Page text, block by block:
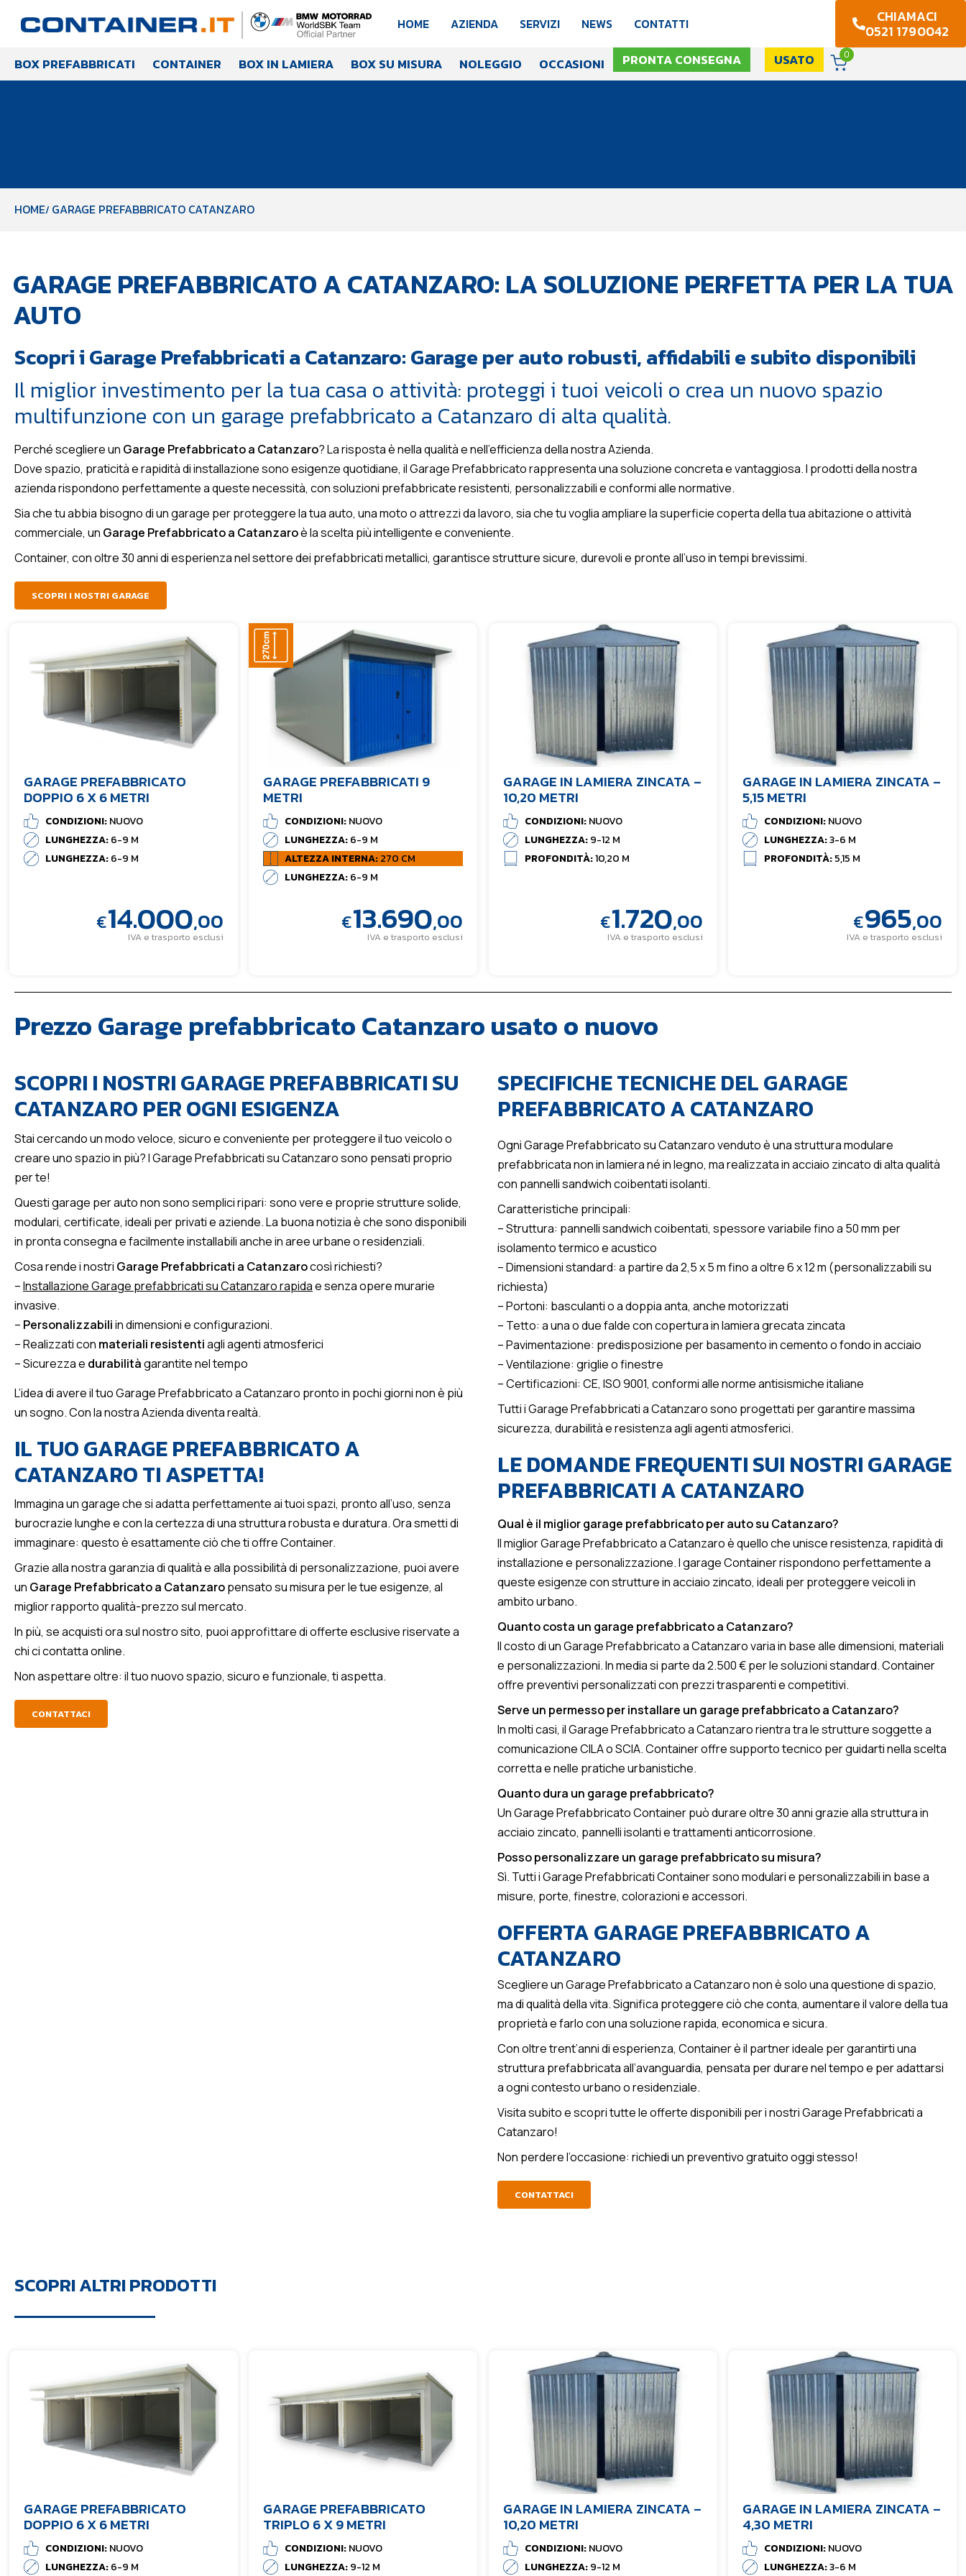
HOME AZIENDA SERVIZI NEWS CONTATTI CHIAMACI
0521 1790042
BOX PREFABBRICATI CONTAINER BOX IN LAMIERA BOX SU MISURA NOLEGGIO OCCASIONI PRONTA CONSEGNA USATO 0
HOME GARAGE PREFABBRICATO CATANZARO
GARAGE PREFABBRICATO A CATANZARO: LA SOLUZIONE PERFETTA PER LA TUA
AUTO
Scopri i Garage Prefabbricati a Catanzaro: Garage per auto robusti, affidabili e subito disponibili
Il miglior investimento per la tua casa o attività: proteggi i tuoi veicoli o crea un nuovo spazio
multifunzione con un garage prefabbricato a Catanzaro di alta qualità.
Perché scegliere un Garage Prefabbricato a Catanzaro? La risposta è nella qualità e nell’efficienza della nostra Azienda.
Dove spazio, praticità e rapidità di installazione sono esigenze quotidiane, il Garage Prefabbricato rappresenta una soluzione concreta e vantaggiosa. I prodotti della nostra
azienda rispondono perfettamente a queste necessità, con soluzioni prefabbricate resistenti, personalizzabili e conformi alle normative.
Sia che tu abbia bisogno di un garage per proteggere la tua auto, una moto o attrezzi da lavoro, sia che tu voglia ampliare la superficie coperta della tua abitazione o attività
commerciale, un Garage Prefabbricato a Catanzaroè la scelta più intelligente e conveniente.
Container, con oltre 30 anni di esperienza nel settore dei prefabbricati metallici, garantisce strutture sicure, durevoli e pronte all’uso in tempi brevissimi.
SCOPRI I NOSTRI GARAGE
GARAGE PREFABBRICATO
DOPPIO 6 X 6 METRI
CONDIZIONI:NUOVO
LUNGHEZZA:6-9 M
LUNGHEZZA:6-9 M
€14.000,00
IVA e trasporto esclusi
GARAGE PREFABBRICATI 9
METRI
CONDIZIONI:NUOVO
LUNGHEZZA:6-9 M
ALTEZZA INTERNA:270 CM
LUNGHEZZA:6-9 M
€13.690,00
IVA e trasporto esclusi
GARAGE IN LAMIERA ZINCATA –
10,20 METRI
CONDIZIONI:NUOVO
LUNGHEZZA:9-12 M
PROFONDITÀ:10,20 M
€1.720,00
IVA e trasporto esclusi
GARAGE IN LAMIERA ZINCATA –
5,15 METRI
CONDIZIONI:NUOVO
LUNGHEZZA:3-6 M
PROFONDITÀ:5,15 M
€965,00
IVA e trasporto esclusi
Prezzo Garage prefabbricato Catanzaro usato o nuovo
SCOPRI I NOSTRI GARAGE PREFABBRICATI SU
CATANZARO PER OGNI ESIGENZA
Stai cercando un modo veloce, sicuro e conveniente per proteggere il tuo veicolo o
creare uno spazio in più? I Garage Prefabbricati su Catanzaro sono pensati proprio
per te!
Questi garage per auto non sono semplici ripari: sono vere e proprie strutture solide,
modulari, certificate, ideali per privati e aziende. La buona notizia è che sono disponibili
in pronta consegna e facilmente installabili anche in aree urbane o residenziali.
Cosa rende i nostri Garage Prefabbricati a Catanzarocosì richiesti?
–Installazione Garage prefabbricati su Catanzaro rapidae senza opere murarie
invasive.
– Personalizzabiliin dimensioni e configurazioni.
– Realizzati con materiali resistentiagli agenti atmosferici
– Sicurezza e durabilitàgarantite nel tempo
L’idea di avere il tuo Garage Prefabbricato a Catanzaro pronto in pochi giorni non è più
un sogno. Con la nostra Azienda diventa realtà.
IL TUO GARAGE PREFABBRICATO A
CATANZARO TI ASPETTA!
Immagina un garage che si adatta perfettamente ai tuoi spazi, pronto all’uso, senza
burocrazie lunghe e con la certezza di una struttura robusta e duratura. Ora smetti di
immaginare: questo è esattamente ciò che ti offre Container.
Grazie alla nostra garanzia di qualità e alla possibilità di personalizzazione, puoi avere
un Garage Prefabbricato a Catanzaropensato su misura per le tue esigenze, al
miglior rapporto qualità-prezzo sul mercato.
In più, se acquisti ora sul nostro sito, puoi approfittare di offerte esclusive riservate a
chi ci contatta online.
Non aspettare oltre: il tuo nuovo spazio, sicuro e funzionale, ti aspetta.
CONTATTACI
SPECIFICHE TECNICHE DEL GARAGE
PREFABBRICATO A CATANZARO
Ogni Garage Prefabbricato su Catanzaro venduto è una struttura modulare
prefabbricata non in lamiera né in legno, ma realizzata in acciaio zincato di alta qualità
con pannelli sandwich coibentati isolanti.
Caratteristiche principali:
– Struttura: pannelli sandwich coibentati, spessore variabile fino a 50 mm per
isolamento termico e acustico
– Dimensioni standard: a partire da 2,5 x 5 m fino a oltre 6 x 12 m (personalizzabili su
richiesta)
– Portoni: basculanti o a doppia anta, anche motorizzati
– Tetto: a una o due falde con copertura in lamiera grecata zincata
– Pavimentazione: predisposizione per basamento in cemento o fondo in acciaio
– Ventilazione: griglie o finestre
– Certificazioni: CE, ISO 9001, conformi alle norme antisismiche italiane
Tutti i Garage Prefabbricati a Catanzaro sono progettati per garantire massima
sicurezza, durabilità e resistenza agli agenti atmosferici.
LE DOMANDE FREQUENTI SUI NOSTRI GARAGE
PREFABBRICATI A CATANZARO
Qual è il miglior garage prefabbricato per auto su Catanzaro?
Il miglior Garage Prefabbricato a Catanzaro è quello che unisce resistenza, rapidità di
installazione e personalizzazione. I garage Container rispondono perfettamente a
queste esigenze con strutture in acciaio zincato, ideali per proteggere veicoli in
ambito urbano.
Quanto costa un garage prefabbricato a Catanzaro?
Il costo di un Garage Prefabbricato a Catanzaro varia in base alle dimensioni, materiali
e personalizzazioni. In media si parte da 2.500 € per le soluzioni standard. Container
offre preventivi personalizzati con prezzi trasparenti e competitivi.
Serve un permesso per installare un garage prefabbricato a Catanzaro?
In molti casi, il Garage Prefabbricato a Catanzaro rientra tra le strutture soggette a
comunicazione CILA o SCIA. Container offre supporto tecnico per guidarti nella scelta
corretta e nelle pratiche urbanistiche.
Quanto dura un garage prefabbricato?
Un Garage Prefabbricato Container può durare oltre 30 anni grazie alla struttura in
acciaio zincato, pannelli isolanti e trattamenti anticorrosione.
Posso personalizzare un garage prefabbricato su misura?
Sì. Tutti i Garage Prefabbricati Container sono modulari e personalizzabili in base a
misure, porte, finestre, colorazioni e accessori.
OFFERTA GARAGE PREFABBRICATO A
CATANZARO
Scegliere un Garage Prefabbricato a Catanzaro non è solo una questione di spazio,
ma di qualità della vita. Significa proteggere ciò che conta, aumentare il valore della tua
proprietà e farlo con una soluzione rapida, economica e sicura.
Con oltre trent’anni di esperienza, Container è il partner ideale per garantirti una
struttura prefabbricata all’avanguardia, pensata per durare nel tempo e per adattarsi
a ogni contesto urbano o residenziale.
Visita subito e scopri tutte le offerte disponibili per i nostri Garage Prefabbricati a
Catanzaro!
Non perdere l’occasione: richiedi un preventivo gratuito oggi stesso!
CONTATTACI
SCOPRI ALTRI PRODOTTI
GARAGE PREFABBRICATO
DOPPIO 6 X 6 METRI
CONDIZIONI:NUOVO
LUNGHEZZA:6-9 M
GARAGE PREFABBRICATO
TRIPLO 6 X 9 METRI
CONDIZIONI:NUOVO
LUNGHEZZA:9-12 M
GARAGE IN LAMIERA ZINCATA –
10,20 METRI
CONDIZIONI:NUOVO
LUNGHEZZA:9-12 M
GARAGE IN LAMIERA ZINCATA –
4,30 METRI
CONDIZIONI:NUOVO
LUNGHEZZA:3-6 M